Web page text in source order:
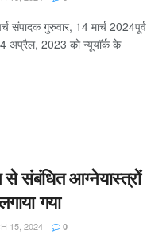
संपादक गुरुवार, 14 मार्च 2024पूर्व
4 अप्रैल, 2023 को न्यूयॉर्क के
संबंधित आग्नेयास्त्रों
गया
15, 2024 0